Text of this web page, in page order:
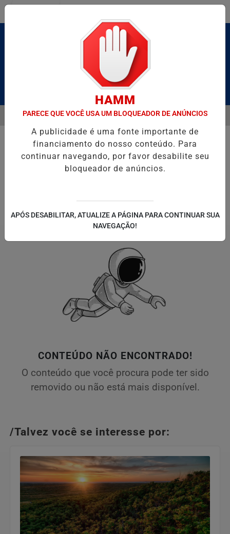
Pesquisar Notícia
BUENO NO TERRAÇO MINEIRO SALVADOR RECEBE A
EM ALTA
MENU
CONTEÚDO NÃO ENCONTRADO!
O conteúdo que você procura pode ter sido
removido ou não está mais disponível.
/Talvez você se interesse por:
HAMM
PARECE QUE VOCÊ USA UM BLOQUEADOR DE ANÚNCIOS
A publicidade é uma fonte importante de
financiamento do nosso conteúdo. Para
continuar navegando, por favor desabilite seu
bloqueador de anúncios.
APÓS DESABILITAR, ATUALIZE A PÁGINA PARA CONTINUAR SUA
NAVEGAÇÃO!